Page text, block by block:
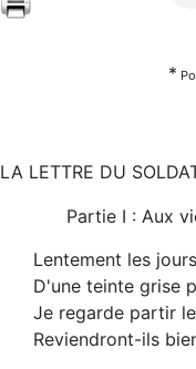
*
LA LETTRE DU
Partie I : Aux
Lentement les
D'une teinte grise
Je regarde partir
Reviendront-ils